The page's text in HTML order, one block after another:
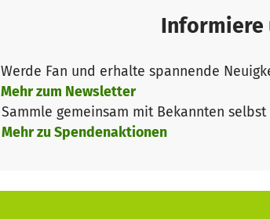
der nachhört, ob das Tandem
anregt und begleitet. Dafür
Ansprechpartner in allen Sorgen
sie bei konkreten Sorgen noch mit Hilfe
firm ist. Auch können sowohl die
Wenn zum Beispiel Fahr- oder
fürs Theater nachzugehen, es sich
Informiere
Werde Fan und erhalte spannende
Mehr zum Newsletter
Sammle gemeinsam mit Bekannten
Mehr zu Spendenaktionen